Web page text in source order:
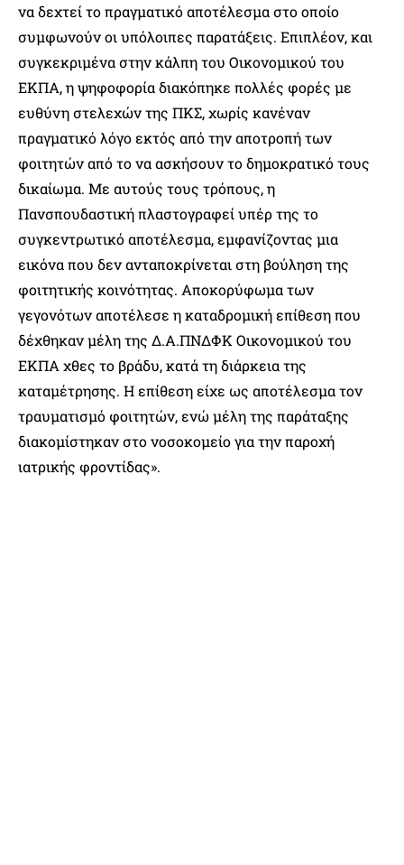
να δεχτεί το πραγματικό αποτέλεσμα στο οποίο
συμφωνούν οι υπόλοιπες παρατάξεις. Επιπλέον, και
συγκεκριμένα στην κάλπη του Οικονομικού του
ΕΚΠΑ, η ψηφοφορία διακόπηκε πολλές φορές με
ευθύνη στελεχών της ΠΚΣ, χωρίς κανέναν
πραγματικό λόγο εκτός από την αποτροπή των
φοιτητών από το να ασκήσουν το δημοκρατικό τους
δικαίωμα. Με αυτούς τους τρόπους, η
Πανσπουδαστική πλαστογραφεί υπέρ της το
συγκεντρωτικό αποτέλεσμα, εμφανίζοντας μια
εικόνα που δεν ανταποκρίνεται στη βούληση της
φοιτητικής κοινότητας. Αποκορύφωμα των
γεγονότων αποτέλεσε η καταδρομική επίθεση που
δέχθηκαν μέλη της Δ.Α.ΠΝΔΦΚ Οικονομικού του
ΕΚΠΑ χθες το βράδυ, κατά τη διάρκεια της
καταμέτρησης. Η επίθεση είχε ως αποτέλεσμα τον
τραυματισμό φοιτητών, ενώ μέλη της παράταξης
διακομίστηκαν στο νοσοκομείο για την παροχή
ιατρικής φροντίδας».